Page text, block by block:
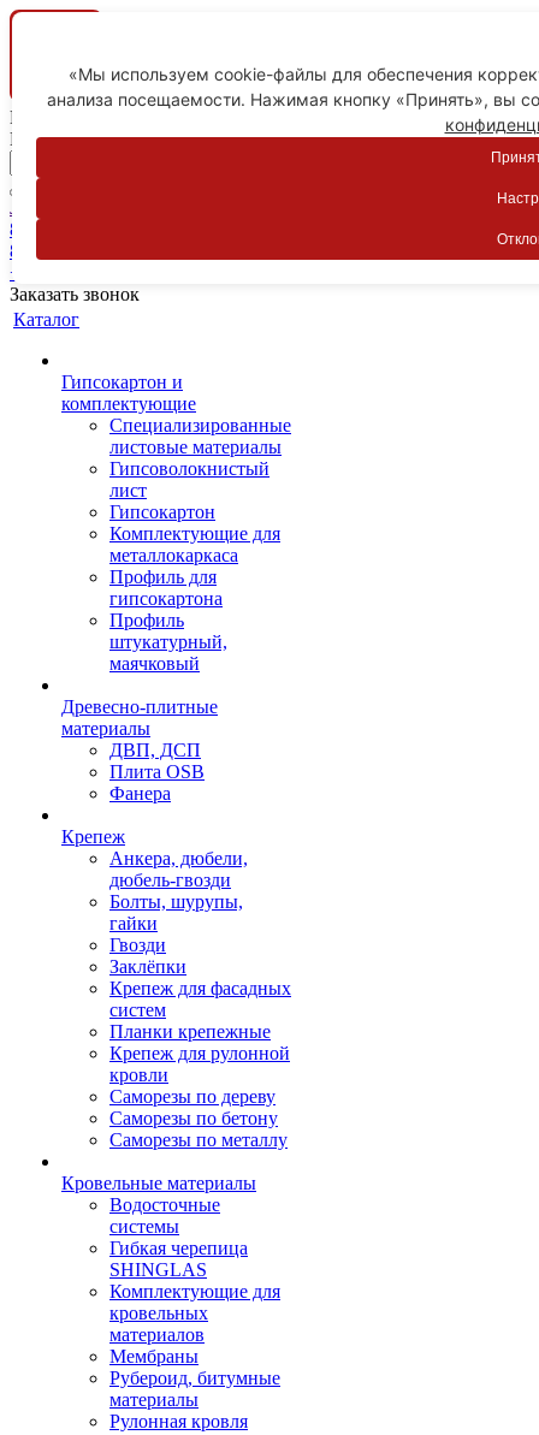
Ваш город
Пятигорск
Личный кабинет
8-800-775-59-89
8-800-775-59-89
+7 918 754-83-77
Заказать звонок
Каталог
Гипсокартон и
комплектующие
Специализированные
листовые материалы
Гипсоволокнистый
лист
Гипсокартон
Комплектующие для
металлокаркаса
Профиль для
гипсокартона
Профиль
штукатурный,
маячковый
Древесно-плитные
материалы
ДВП, ДСП
Плита OSB
Фанера
Крепеж
Анкера, дюбели,
дюбель-гвозди
Болты, шурупы,
гайки
Гвозди
Заклёпки
Крепеж для фасадных
систем
Планки крепежные
Крепеж для рулонной
кровли
Саморезы по дереву
Саморезы по бетону
Саморезы по металлу
Кровельные материалы
Водосточные
системы
Гибкая черепица
SHINGLAS
Комплектующие для
кровельных
материалов
Мембраны
Рубероид, битумные
материалы
Рулонная кровля
«Мы используем cookie-файлы для обеспечения
анализа посещаемости. Нажимая кнопку «Принять», вы